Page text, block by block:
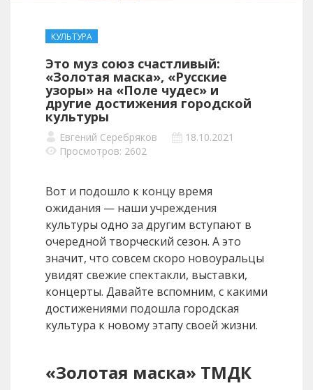
КУЛЬТУРА
Это муз союз счастливый:
«Золотая маска», «Русские
узоры» на «Поле чудес» и
другие достижения городской
культуры
Евгений Серебряков
18.10.2021
Просмотров: 2602
Вот и подошло к концу время
ожидания — наши учреждения
культуры одно за другим вступают в
очередной творческий сезон. А это
значит, что совсем скоро новоуральцы
увидят свежие спектакли, выставки,
концерты. Давайте вспомним, с какими
достижениями подошла городская
культура к новому этапу своей жизни.
«Золотая маска» ТМДК